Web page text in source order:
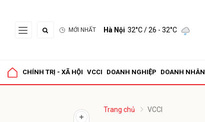
MỚI NHẤT Hà Nội 32°C/ 26 - 32°C
CHÍNH TRỊ - XÃ HỘI VCCI DOANH NGHIỆP DOANH NHÂN
Trang chủ VCCI